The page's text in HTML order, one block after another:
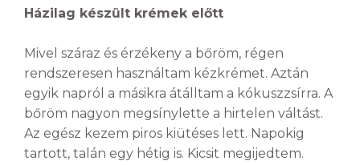
Házilag készült krémek előtt
Mivel száraz és érzékeny a bőröm, régen
rendszeresen használtam kézkrémet. Aztán
egyik napról a másikra átálltam a kókuszzsírra. A
bőröm nagyon megsínylette a hirtelen váltást.
Az egész kezem piros kiütéses lett. Napokig
tartott, talán egy hétig is. Kicsit megijedtem.